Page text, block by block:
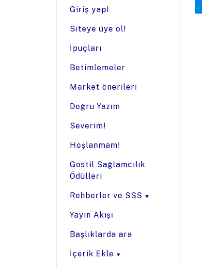
Giriş yap!
Siteye üye ol!
İpuçları
Betimlemeler
Market önerileri
Doğru Yazım
Severim!
Hoşlanmam!
Gostil Sağlamcılık
Ödülleri
Rehberler ve SSS
Yayın Akışı
Başlıklarda ara
İçerik Ekle